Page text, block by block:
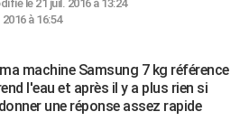
le 21 juil. 2016 à 13:24
2016 à 16:54
machine Samsung 7 kg référence
l'eau et après il y a plus rien si
une réponse assez rapide